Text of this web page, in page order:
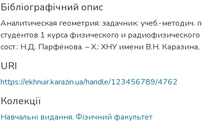
Бібліографічний опис
Аналитическая геометрия: задачник: учеб.-методич.
студентов 1 курса физического и
сост.: Н.Д. Парфёнова. – Х.: ХНУ имени В.Н. Каразина,
URI
https://ekhnuir.karazin.ua/handle/123456789/4762
Колекції
Навчальні видання. Фізичний факультет